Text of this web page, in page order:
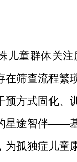
儿童群体关
在筛查流程繁
预方式固化、
星途智伴——基
孤独症儿童